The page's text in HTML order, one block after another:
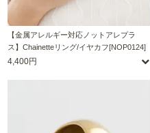
【金属アレルギー対応ノットアレプラ
ス】Chainetteリング/イヤカフ[NOP0124]
4,400円